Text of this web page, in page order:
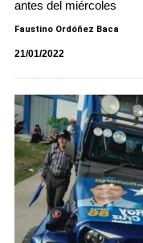
antes del miércoles
Faustino Ordóñez Baca
21/01/2022